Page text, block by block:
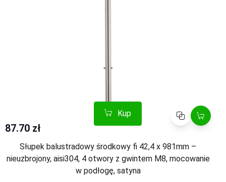
Kup Porównaj
87.70 zł
Słupek balustradowy środkowy fi 42,4 x 981mm –
nieuzbrojony, aisi304, 4 otwory z gwintem M8, mocowanie
w podłogę, satyna